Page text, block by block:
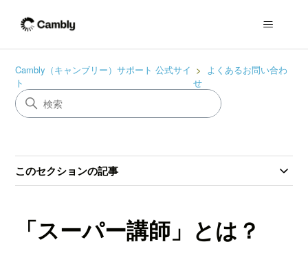
Cambly（キャンブリー）サポート 公式サイ
ト
よくあるお問い合わ
せ
このセクションの記事
「スーパー講師」とは？